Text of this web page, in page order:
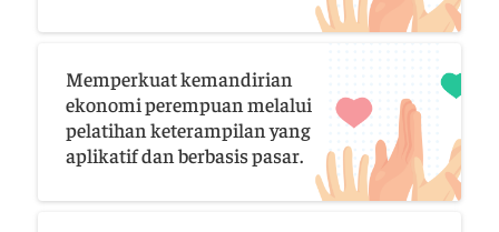
Memperkuat kemandirian
ekonomi perempuan melalui
pelatihan keterampilan yang
aplikatif dan berbasis pasar.